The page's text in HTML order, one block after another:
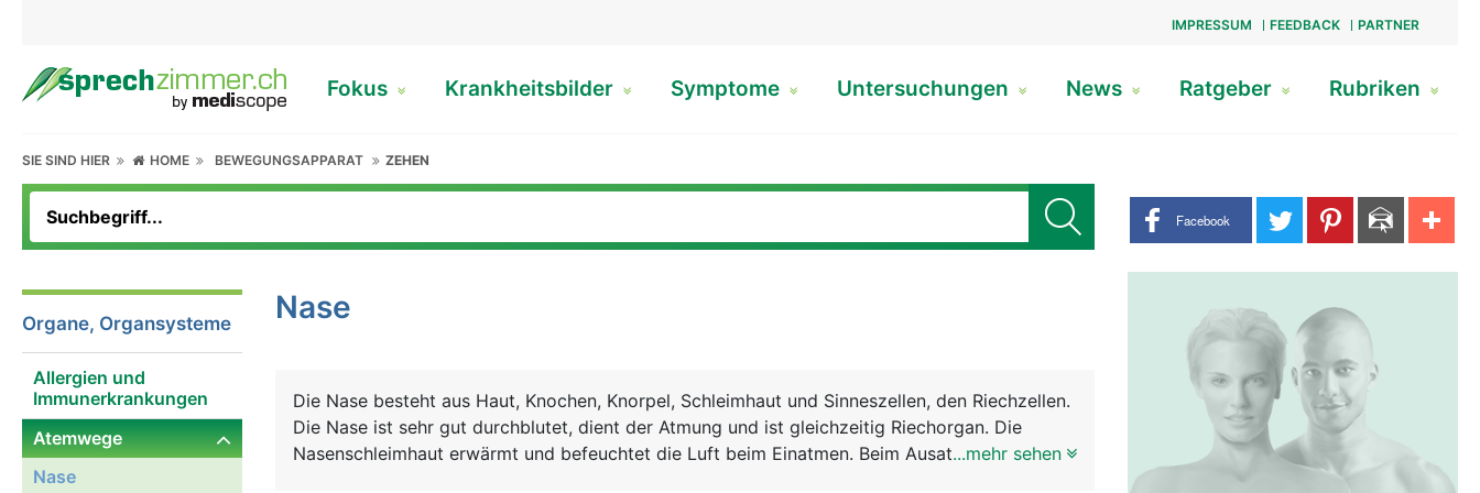
IMPRESSUM FEEDBACK PARTNER
Fokus Krankheitsbilder Symptome Untersuchungen News Ratgeber Rubriken
SIE SIND HIER HOME BEWEGUNGSAPPARAT ZEHEN
Share buttons
Facebook
Organe, Organsysteme
Allergien und
Immunerkrankungen
Atemwege
Nase
Nase
Die Nase besteht aus Haut, Knochen, Knorpel, Schleimhaut und Sinneszellen, den Riechzellen.
Die Nase ist sehr gut durchblutet, dient der Atmung und ist gleichzeitig Riechorgan. Die
Nasenschleimhaut erwärmt und befeuchtet die Luft beim Einatmen. Beim Ausatmen wird
...mehr sehen